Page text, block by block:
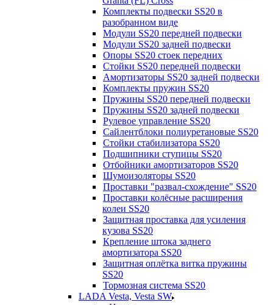
Комплекты подвески SS20 в
разобранном виде
Модули SS20 передней подвески
Модули SS20 задней подвески
Опоры SS20 стоек передних
Стойки SS20 передней подвески
Амортизаторы SS20 задней подвески
Комплекты пружин SS20
Пружины SS20 передней подвески
Пружины SS20 задней подвески
Рулевое управление SS20
Сайлентблоки полиуретановые SS20
Стойки стабилизатора SS20
Подшипники ступицы SS20
Отбойники амортизаторов SS20
Шумоизоляторы SS20
Проставки "развал-схождение" SS20
Проставки колёсные расширения
колеи SS20
Защитная проставка для усиления
кузова SS20
Крепление штока заднего
амортизатора SS20
Защитная оплётка витка пружины
SS20
Тормозная система SS20
LADA Vesta, Vesta SW